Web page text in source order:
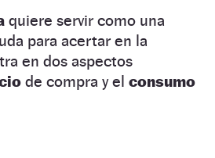
quiere servir como una
para acertar en la
en dos aspectos
de compra y el consumo